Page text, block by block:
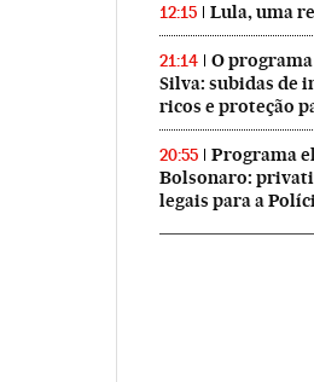
12:15 Lula, uma
21:14
O
Silva: subidas de
ricos e proteção
20:55
Programa
Bolsonaro:
legais para a